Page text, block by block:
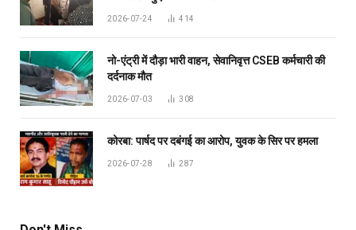
2026-07-24 414
नो-एंट्री में दौड़ा भारी वाहन, सेवानिवृत्त CSEB कर्मचारी की
दर्दनाक मौत
2026-07-03 308
कोरबा: पार्षद पर दबंगई का आरोप, युवक के सिर पर हमला
2026-07-28 287